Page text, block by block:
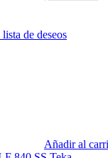
de deseos
Añadir al